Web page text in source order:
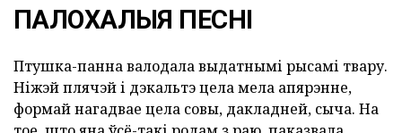
ПАЛОХАЛЫЯ ПЕСНІ
Птушка-панна валодала выдатнымі рысамі твару.
Ніжэй плячэй і дэкальтэ цела мела апярэнне,
формай нагадвае цела совы, дакладней, сыча. На